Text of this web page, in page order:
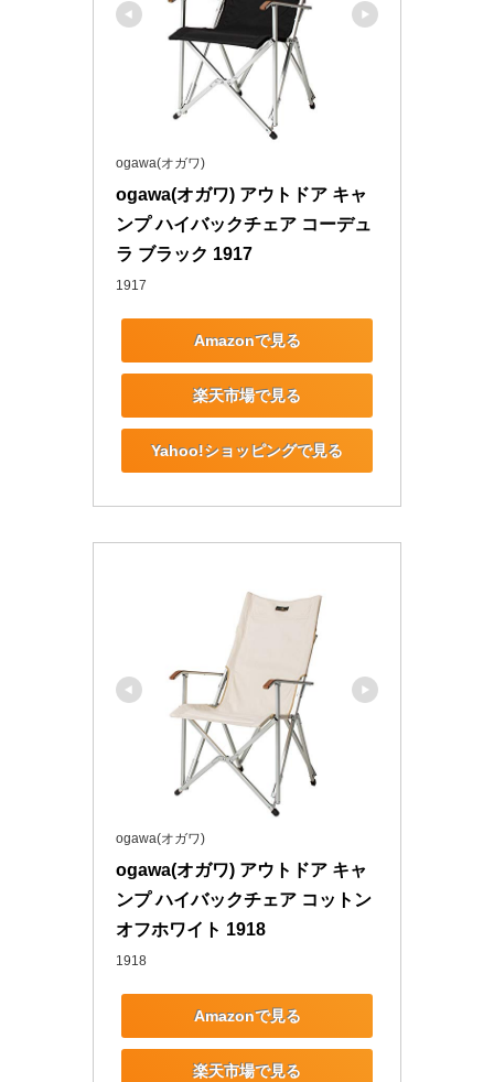
ogawa(オガワ)
ogawa(オガワ) アウトドア キャ
ンプ ハイバックチェア コーデュ
ラ ブラック 1917
1917
Amazonで見る
楽天市場で見る
Yahoo!ショッピングで見る
ogawa(オガワ)
ogawa(オガワ) アウトドア キャ
ンプ ハイバックチェア コットン
オフホワイト 1918
1918
Amazonで見る
楽天市場で見る